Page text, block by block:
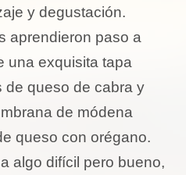
y degustación.
aprendieron paso a
una exquisita tapa
de queso de cabra y
de módena
queso con orégano.
algo difícil pero bueno,